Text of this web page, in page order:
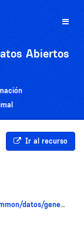
Toggle
Abiertos
Ir al recurso